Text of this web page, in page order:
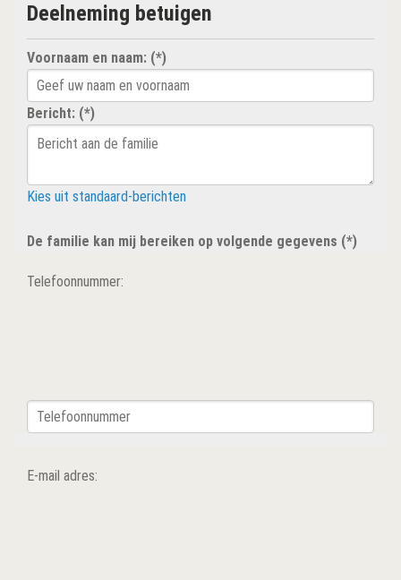
Deelneming betuigen
Voornaam en naam: (*)
Bericht: (*)
Kies uit standaard-berichten
De familie kan mij bereiken op volgende gegevens (*)
Telefoonnummer:
E-mail adres: